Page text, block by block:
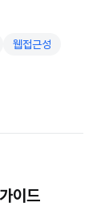
웹접근성
이드